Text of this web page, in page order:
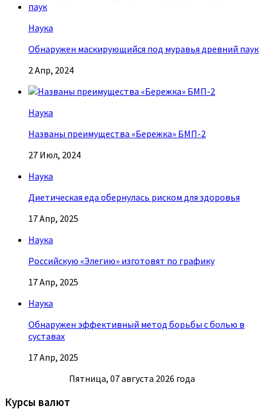
Наука
Обнаружен маскирующийся под муравья древний паук
2 Апр, 2024
Наука
Названы преимущества «Бережка» БМП-2
27 Июл, 2024
Наука
Диетическая еда обернулась риском для здоровья
17 Апр, 2025
Наука
Российскую «Элегию» изготовят по графику
17 Апр, 2025
Наука
Обнаружен эффективный метод борьбы с болью в
суставах
17 Апр, 2025
Пятница, 07 августа 2026 года
Курсы валют